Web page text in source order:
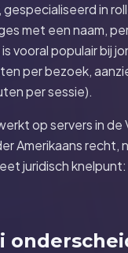
in
met een naam,
vooral populair bij
per bezoek,
per sessie).
op servers in
Amerikaans recht,
juridisch